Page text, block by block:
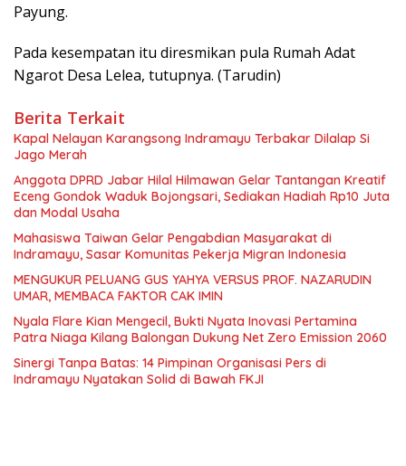
Payung.
Pada kesempatan itu diresmikan pula Rumah Adat
Ngarot Desa Lelea, tutupnya. (Tarudin)
Berita Terkait
Kapal Nelayan Karangsong Indramayu Terbakar Dilalap Si
Jago Merah
Anggota DPRD Jabar Hilal Hilmawan Gelar Tantangan Kreatif
Eceng Gondok Waduk Bojongsari, Sediakan Hadiah Rp10 Juta
dan Modal Usaha
Mahasiswa Taiwan Gelar Pengabdian Masyarakat di
Indramayu, Sasar Komunitas Pekerja Migran Indonesia
MENGUKUR PELUANG GUS YAHYA VERSUS PROF. NAZARUDIN
UMAR, MEMBACA FAKTOR CAK IMIN
Nyala Flare Kian Mengecil, Bukti Nyata Inovasi Pertamina
Patra Niaga Kilang Balongan Dukung Net Zero Emission 2060
Sinergi Tanpa Batas: 14 Pimpinan Organisasi Pers di
Indramayu Nyatakan Solid di Bawah FKJI